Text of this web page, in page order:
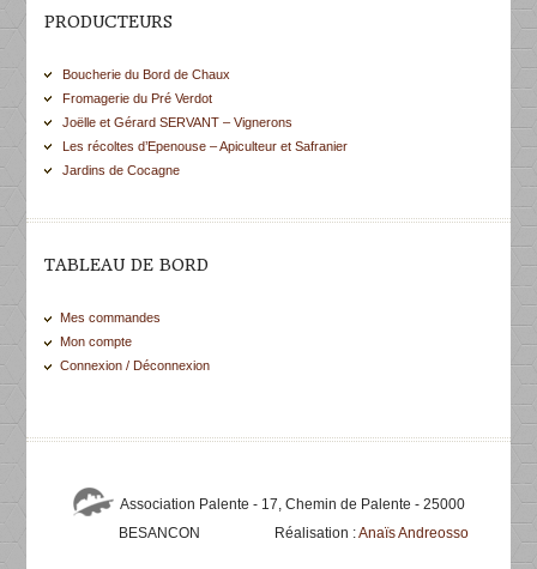
PRODUCTEURS
Boucherie du Bord de Chaux
Fromagerie du Pré Verdot
Joëlle et Gérard SERVANT – Vignerons
Les récoltes d’Epenouse – Apiculteur et Safranier
Jardins de Cocagne
TABLEAU DE BORD
Mes commandes
Mon compte
Connexion / Déconnexion
Association Palente - 17, Chemin de Palente - 25000
BESANCON
Réalisation :Anaïs Andreosso